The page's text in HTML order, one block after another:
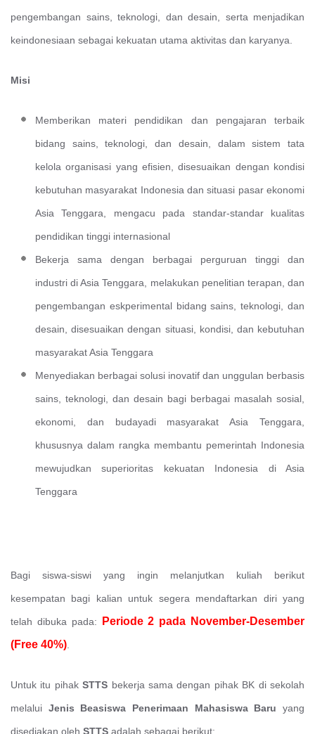
pengembangan sains, teknologi, dan desain, serta menjadikan
keindonesiaan sebagai kekuatan utama aktivitas dan karyanya.
Misi
Memberikan materi pendidikan dan pengajaran terbaik
bidang sains, teknologi, dan desain, dalam sistem tata
kelola organisasi yang efisien, disesuaikan dengan kondisi
kebutuhan masyarakat Indonesia dan situasi pasar ekonomi
Asia Tenggara, mengacu pada standar-standar kualitas
pendidikan tinggi internasional
Bekerja sama dengan berbagai perguruan tinggi dan
industri di Asia Tenggara, melakukan penelitian terapan, dan
pengembangan eskperimental bidang sains, teknologi, dan
desain, disesuaikan dengan situasi, kondisi, dan kebutuhan
masyarakat Asia Tenggara
Menyediakan berbagai solusi inovatif dan unggulan berbasis
sains, teknologi, dan desain bagi berbagai masalah sosial,
ekonomi, dan budayadi masyarakat Asia Tenggara,
khususnya dalam rangka membantu pemerintah Indonesia
mewujudkan superioritas kekuatan Indonesia di Asia
Tenggara
Bagi siswa-siswi yang ingin melanjutkan kuliah berikut
kesempatan bagi kalian untuk segera mendaftarkan diri yang
telah dibuka pada:
Periode 2 pada November-Desember
(Free 40%)
Untuk itu pihakSTTS bekerja sama dengan pihak BK di sekolah
melalui Jenis Beasiswa Penerimaan Mahasiswa Baru yang
disediakan oleh STTS adalah sebagai berikut: